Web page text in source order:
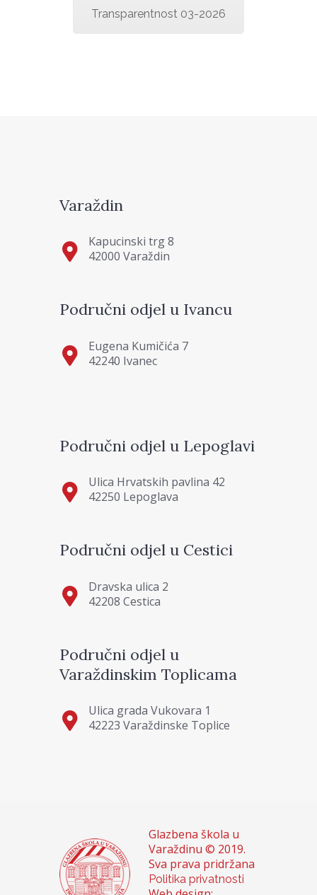
Transparentnost 03-2026
Varaždin
Kapucinski trg 8
42000 Varaždin
Područni odjel u Ivancu
Eugena Kumičića 7
42240 Ivanec
Područni odjel u Lepoglavi
Ulica Hrvatskih pavlina 42
42250 Lepoglava
Područni odjel u Cestici
Dravska ulica 2
42208 Cestica
Područni odjel u
Varaždinskim Toplicama
Ulica grada Vukovara 1
42223 Varaždinske Toplice
Glazbena škola u
Varaždinu © 2019.
Sva prava pridržana
Politika privatnosti